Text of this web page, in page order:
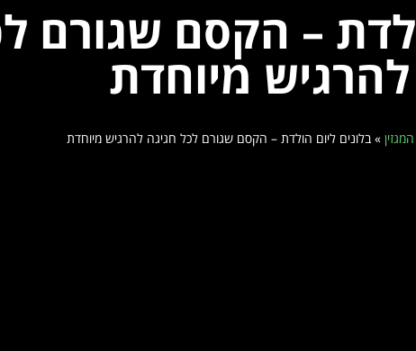
– הקסם שגורם
להרגיש מיוחדת
המגזין »בלונים ליום הולדת – הקסם שגורם לכל חגיגה להרגיש מיוחדת